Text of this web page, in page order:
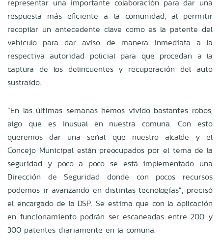
representar una importante colaboración para dar una
respuesta más eficiente a la comunidad, al permitir
recopilar un antecedente clave como es la patente del
vehículo para dar aviso de manera inmediata a la
respectiva autoridad policial para que procedan a la
captura de los delincuentes y recuperación del auto
sustraído.
“En las últimas semanas hemos vivido bastantes robos,
algo que es inusual en nuestra comuna. Con esto
queremos dar una señal que nuestro alcalde y el
Concejo Municipal están preocupados por el tema de la
seguridad y poco a poco se está implementado una
Dirección de Seguridad donde con pocos recursos
podemos ir avanzando en distintas tecnologías”, precisó
el encargado de la DSP. Se estima que con la aplicación
en funcionamiento podrán ser escaneadas entre 200 y
300 patentes diariamente en la comuna.